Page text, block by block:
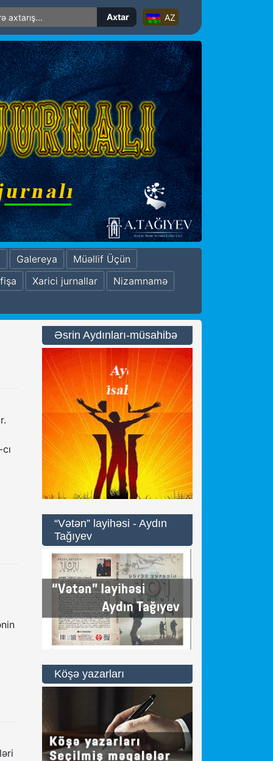
AZ
Galereya
Müəllif Üçün
Xarici jurnallar Nizamnamə
Əsrin Aydınları-müsahibə
“Vətən” layihəsi - Aydın
Tağıyev
Köşə yazarları